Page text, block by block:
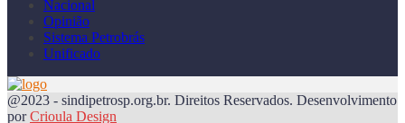
Nacional
Opinião
Sistema Petrobrás
Unificado
@2023 - sindipetrosp.org.br. Direitos Reservados. Desenvolvimento
porCrioula Design